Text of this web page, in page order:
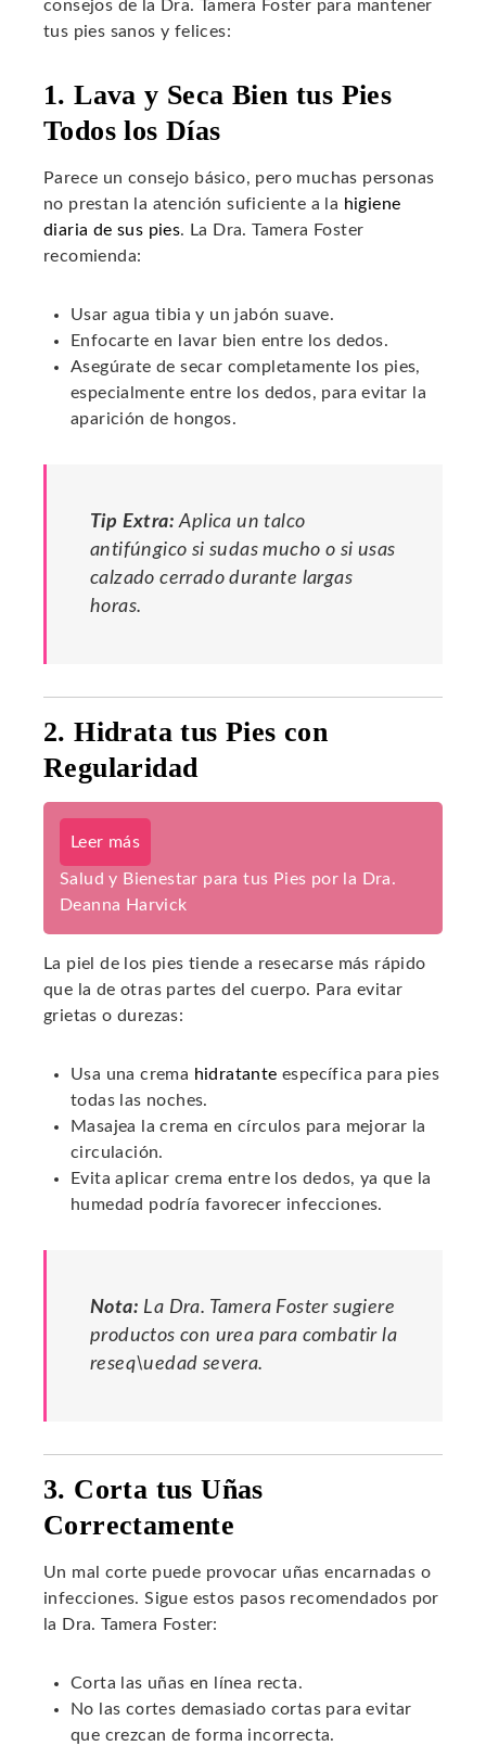
consejos de la Dra. Tamera Foster para mantener
tus pies sanos y felices:
1. Lava y Seca Bien tus Pies
Todos los Días
Parece un consejo básico, pero muchas personas
no prestan la atención suficiente a la higiene
diaria de sus pies. La Dra. Tamera Foster
recomienda:
Usar agua tibia y un jabón suave.
Enfocarte en lavar bien entre los dedos.
Asegúrate de secar completamente los pies,
especialmente entre los dedos, para evitar la
aparición de hongos.
Tip Extra: Aplica un talco
antifúngico si sudas mucho o si usas
calzado cerrado durante largas
horas.
2. Hidrata tus Pies con
Regularidad
Leer más
Salud y Bienestar para tus Pies por la Dra.
Deanna Harvick
La piel de los pies tiende a resecarse más rápido
que la de otras partes del cuerpo. Para evitar
grietas o durezas:
Usa una crema hidratante específica para pies
todas las noches.
Masajea la crema en círculos para mejorar la
circulación.
Evita aplicar crema entre los dedos, ya que la
humedad podría favorecer infecciones.
Nota: La Dra. Tamera Foster sugiere
productos con urea para combatir la
reseq\uedad severa.
3. Corta tus Uñas
Correctamente
Un mal corte puede provocar uñas encarnadas o
infecciones. Sigue estos pasos recomendados por
la Dra. Tamera Foster:
Corta las uñas en línea recta.
No las cortes demasiado cortas para evitar
que crezcan de forma incorrecta.